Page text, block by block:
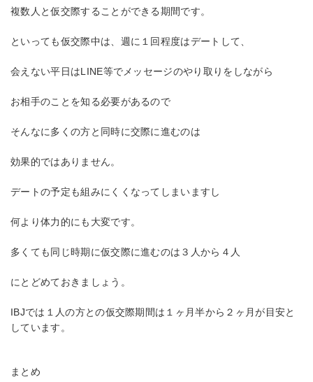
複数人と仮交際することができる期間です。
といっても仮交際中は、週に１回程度はデートして、
会えない平日はLINE等でメッセージのやり取りをしながら
お相手のことを知る必要があるので
そんなに多くの方と同時に交際に進むのは
効果的ではありません。
デートの予定も組みにくくなってしまいますし
何より体力的にも大変です。
多くても同じ時期に仮交際に進むのは３人から４人
にとどめておきましょう。
IBJでは１人の方との仮交際期間は１ヶ月半から２ヶ月が目安と
しています。
まとめ